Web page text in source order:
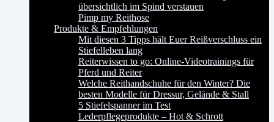
übersichtlich im Spind verstauen
Pimp my Reithose
Produkte & Empfehlungen
Mit diesen 3 Tipps hält Euer Reißverschluss ein
Stiefelleben lang
Reiterwissen to go: Online-Videotrainings für
Pferd und Reiter
Welche Reithandschuhe für den Winter? Die
besten Modelle für Dressur, Gelände & Stall
5 Stiefelspanner im Test
Lederpflegeprodukte – Hot & Schrott